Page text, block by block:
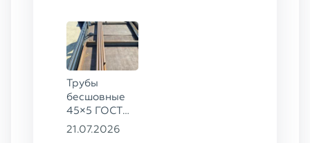
Трубы
бесшовные
45×5 ГОСТ
8734-75, ст.
21.07.2026